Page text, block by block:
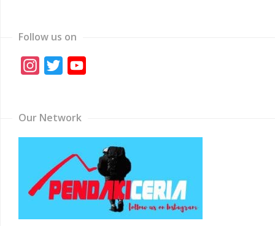
Follow us on
Instagram
Twitter
Our Network